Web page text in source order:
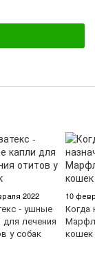
2022
- ушные
для лечения
у собак
10
Когда
кошек